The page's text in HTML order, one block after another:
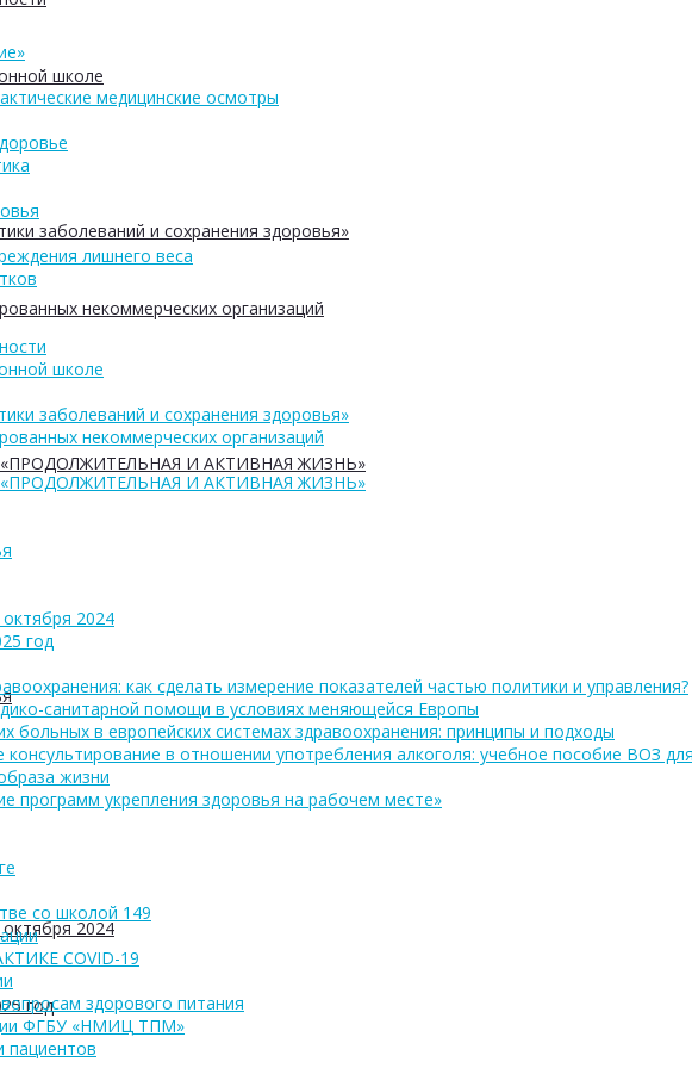
школе
заболеваний и сохранения здоровья»
некоммерческих организаций
И АКТИВНАЯ ЖИЗНЬ»
2024
год
медицинские осмотры
лишнего веса
школе
заболеваний и сохранения здоровья»
некоммерческих организаций
И АКТИВНАЯ ЖИЗНЬ»
2024
год
как сделать измерение показателей частью политики и управления?
санитарной помощи в условиях меняющейся Европы
больных в европейских системах здравоохранения: принципы и подходы
консультирование в отношении употребления алкоголя: учебное пособие ВОЗ
жизни
программ укрепления здоровья на рабочем месте»
со школой 149
COVID-19
здорового питания
ФГБУ «НМИЦ ТПМ»
пациентов